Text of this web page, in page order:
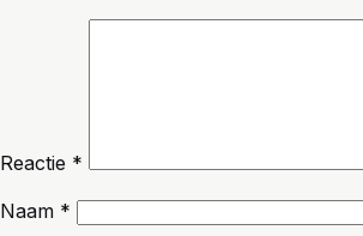
Reactie *
Naam *